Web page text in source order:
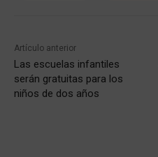
Artículo anterior
Las escuelas infantiles
serán gratuitas para los
niños de dos años